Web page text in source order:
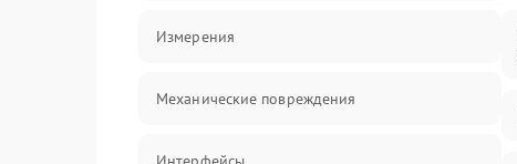
Измерения
Механические повреждения